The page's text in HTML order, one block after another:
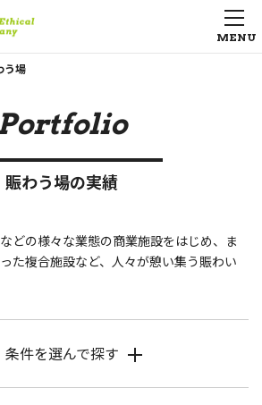
う場
賑わう場の実績
どの様々な業態の商業施設をはじめ、ま
た複合施設など、人々が憩い集う賑わい
条件を選んで探す